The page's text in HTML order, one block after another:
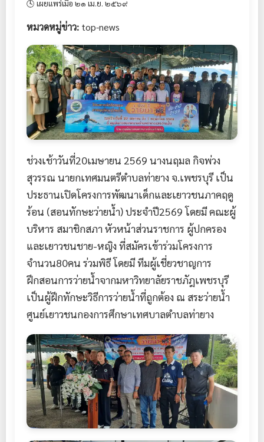
🕓 เผยแพร่เมื่อ ๒๑ เม.ย. ๒๕๖๙
หมวดหมู่ข่าว: top-news
ช่วงเช้าวันที่20เมษายน 2569 นางนฤมล กิจพ่วง
สุวรรณ นายกเทศมนตรีตำบลท่ายาง จ.เพชรบุรี เป็น
ประธานเปิดโครงการพัฒนาเด็กและเยาวชนภาคฤดู
ร้อน (สอนทักษะว่ายน้ำ) ประจำปี2569 โดยมี คณะผู้
บริหาร สมาชิกสภา หัวหน้าส่วนราชการ ผู้ปกครอง
และเยาวชนชาย-หญิง ที่สมัครเข้าร่วมโครงการ
จำนวน80คน ร่วมพิธี โดยมี ทีมผู้เชี่ยวชาญการ
ฝึกสอนการว่ายน้ำจากมหาวิทยาลัยราชภัฎเพชรบุรี
เป็นผู้ฝึกทักษะวิธีการว่ายน้ำที่ถูกต้อง ณ สระว่ายน้ำ
ศูนย์เยาวชนกองการศึกษาเทศบาลตำบลท่ายาง